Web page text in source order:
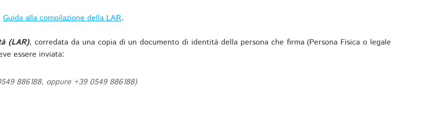
Guida alla compilazione della LAR.
(LAR), corredata da una copia di un documento di identità della persona che firma (Persona Fisica o legale
essere inviata:
886188, oppure +39 0549 886188)